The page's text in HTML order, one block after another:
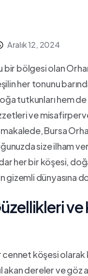
Aralık 12, 2024
bir bölgesi olan
her tonunu
‌tutkunları hem
⁤ve
Bursa
size ilham
‌her⁢ bir köşesi,
gizemli dünyasına
köşesi ⁣olarak
akan‍ dereler ve göz